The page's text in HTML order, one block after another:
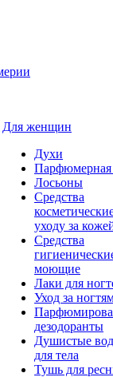
Для женщин
Духи
Парфюмерная
Лосьоны
Средства
уходу за
Средства
моющие
Лаки для
Уход за
дезодоранты
Душистые
для тела
Тушь для